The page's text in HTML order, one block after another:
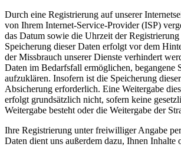
Durch eine Registrierung auf unserer
von Ihrem Internet-Service-Provider (ISP)
das Datum sowie die Uhrzeit der
Speicherung dieser Daten erfolgt vor dem
der Missbrauch unserer Dienste verhindert
Daten im Bedarfsfall ermöglichen, begangene
aufzuklären. Insofern ist die Speicherung
Absicherung erforderlich. Eine Weitergabe
erfolgt grundsätzlich nicht, sofern keine
Weitergabe besteht oder die Weitergabe der
Ihre Registrierung unter freiwilliger Angabe
Daten dient uns außerdem dazu, Ihnen Inhalte